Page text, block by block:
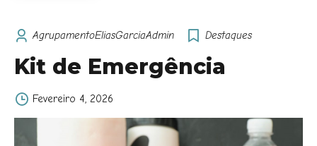
AgrupamentoEliasGarciaAdmin Destaques
Kit de Emergência
Fevereiro 4, 2026